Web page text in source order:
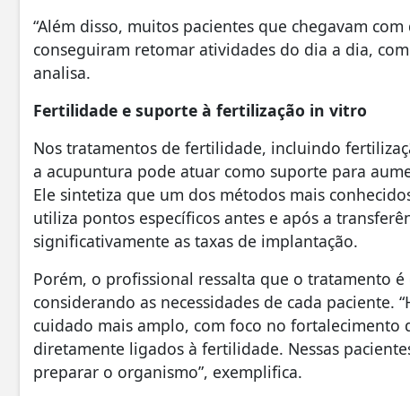
“Além disso, muitos pacientes que chegavam
conseguiram retomar atividades do dia a dia,
analisa.
Fertilidade e suporte à fertilização in vitro
Nos tratamentos de fertilidade, incluindo
a acupuntura pode atuar como suporte para
Ele sintetiza que um dos métodos mais
utiliza pontos específicos antes e após a
significativamente as taxas de implantação.
Porém, o profissional ressalta que o tratamento
considerando as necessidades de cada paciente.
cuidado mais amplo, com foco no fortalecimento
diretamente ligados à fertilidade. Nessas
preparar o organismo”, exemplifica.